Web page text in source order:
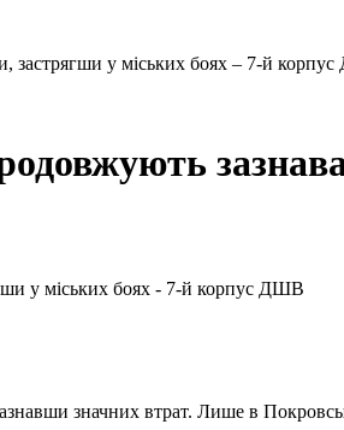
застрягши у міських боях – 7-й
значних втрат. Лише в